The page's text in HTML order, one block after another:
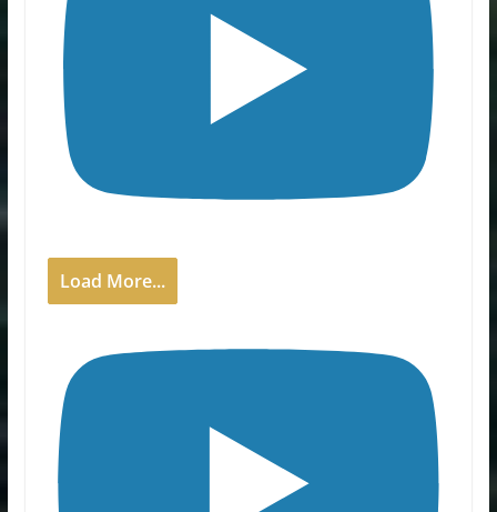
Load More...